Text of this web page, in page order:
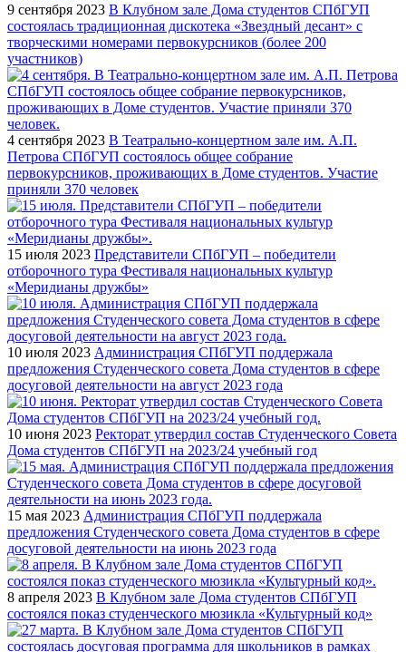
9 сентября 2023 В Клубном зале Дома студентов СПбГУП
состоялась традиционная дискотека «Звездный десант» с
творческими номерами первокурсников (более 200
участников)
4 сентября 2023 В Театрально-концертном зале им. А.П.
Петрова СПбГУП состоялось общее собрание
первокурсников, проживающих в Доме студентов. Участие
приняли 370 человек
15 июля 2023 Представители СПбГУП – победители
отборочного тура Фестиваля национальных культур
«Меридианы дружбы»
10 июля 2023 Администрация СПбГУП поддержала
предложения Студенческого совета Дома студентов в сфере
досуговой деятельности на август 2023 года
10 июня 2023 Ректорат утвердил состав Студенческого Совета
Дома студентов СПбГУП на 2023/24 учебный год
15 мая 2023 Администрация СПбГУП поддержала
предложения Студенческого совета Дома студентов в сфере
досуговой деятельности на июнь 2023 года
8 апреля 2023 В Клубном зале Дома студентов СПбГУП
состоялся показ студенческого мюзикла «Культурный код»